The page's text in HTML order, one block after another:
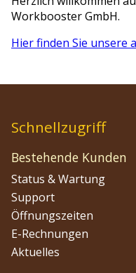
Workbooster GmbH.
Hier finden Sie
Schnellzugriff
Bestehende Kunden
Status & Wartung
Support
Öffnungszeiten
E-Rechnungen
Aktuelles